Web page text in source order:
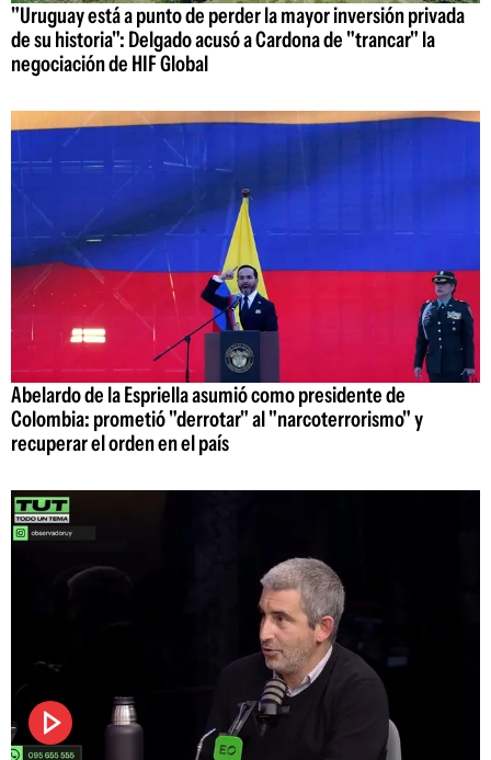
"Uruguay está a punto de perder la mayor inversión privada
de su historia": Delgado acusó a Cardona de "trancar" la
negociación de HIF Global
Abelardo de la Espriella asumió como presidente de
Colombia: prometió "derrotar" al "narcoterrorismo" y
recuperar el orden en el país